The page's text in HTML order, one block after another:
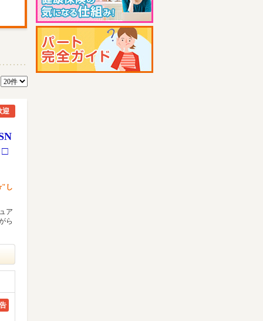
迎
□
し
ア
ら